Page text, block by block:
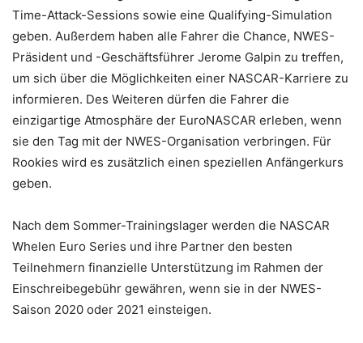
Time-Attack-Sessions sowie eine Qualifying-Simulation
geben. Außerdem haben alle Fahrer die Chance, NWES-
Präsident und -Geschäftsführer Jerome Galpin zu treffen,
um sich über die Möglichkeiten einer NASCAR-Karriere zu
informieren. Des Weiteren dürfen die Fahrer die
einzigartige Atmosphäre der EuroNASCAR erleben, wenn
sie den Tag mit der NWES-Organisation verbringen. Für
Rookies wird es zusätzlich einen speziellen Anfängerkurs
geben.
Nach dem Sommer-Trainingslager werden die NASCAR
Whelen Euro Series und ihre Partner den besten
Teilnehmern finanzielle Unterstützung im Rahmen der
Einschreibegebühr gewähren, wenn sie in der NWES-
Saison 2020 oder 2021 einsteigen.